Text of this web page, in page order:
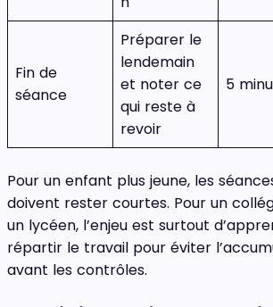
Fin de
séance
Préparer le
lendemain
et noter ce
qui reste à
revoir
5
Pour un enfant plus jeune, les
doivent rester courtes. Pour un
un lycéen, l’enjeu est surtout
répartir le travail pour éviter
avant les contrôles.